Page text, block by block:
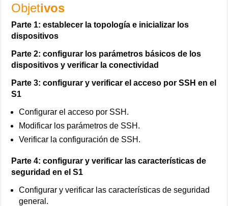
Objetivos
Parte 1: establecer la topología e inicializar los
dispositivos
Parte 2: configurar los parámetros básicos de los
dispositivos y verificar la conectividad
Parte 3: configurar y verificar el acceso por SSH en el
S1
Configurar el acceso por SSH.
Modificar los parámetros de SSH.
Verificar la configuración de SSH.
Parte 4: configurar y verificar las características de
seguridad en el S1
Configurar y verificar las características de seguridad
general.